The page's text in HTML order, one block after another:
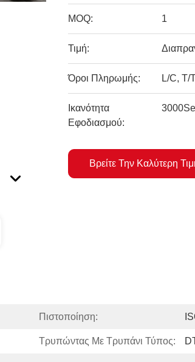
MOQ: 1
Τιμή:
Όροι Πληρωμής: L/C, T/
Ικανότητα
Εφοδιασμού:
Βρείτε Την Καλύτερη
Πιστοποίηση:
Τρυπώντας Με Τρυπάνι Τύπος: